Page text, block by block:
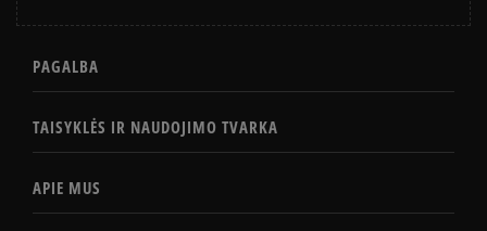
PAGALBA
TAISYKLĖS IR NAUDOJIMO TVARKA
APIE MUS